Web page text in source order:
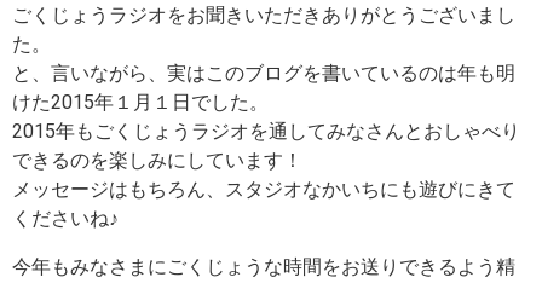
ごくじょうラジオをお聞きいただきありがとうございまし
た。
と、言いながら、実はこのブログを書いているのは年も明
けた2015年１月１日でした。
2015年もごくじょうラジオを通してみなさんとおしゃべり
できるのを楽しみにしています！
メッセージはもちろん、スタジオなかいちにも遊びにきて
くださいね♪
今年もみなさまにごくじょうな時間をお送りできるよう精